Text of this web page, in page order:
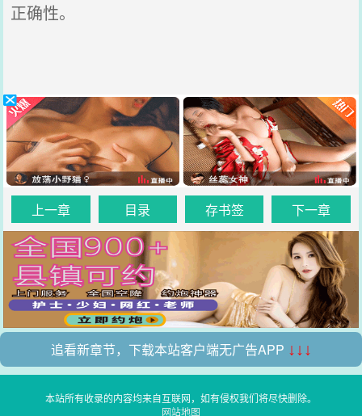
正确性。
上一章 目录 存书签 下一章
追看新章节，下载本站客户端无广告APP ↓↓↓
本站所有收录的内容均来自互联网，如有侵权我们将尽快删除。
网站地图